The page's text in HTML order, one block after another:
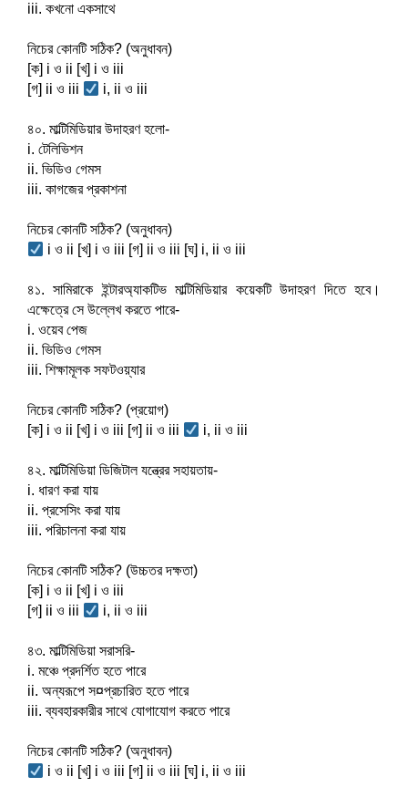
iii. কখনো একসাথে
নিচের কোনটি সঠিক? (অনুধাবন)
[ক] i ও ii [খ] i ও iii
[গ] ii ও iii
i, ii ও iii
৪০. মাল্টিমিডিয়ার উদাহরণ হলো-
i. টেলিভিশন
ii. ভিডিও গেমস
iii. কাগজের প্রকাশনা
নিচের কোনটি সঠিক? (অনুধাবন)
i ও ii [খ] i ও iii [গ] ii ও iii [ঘ] i, ii ও iii
৪১. সামিরাকে ইন্টারঅ্যাকটিভ মাল্টিমিডিয়ার কয়েকটি উদাহরণ দিতে হবে।
এক্ষেত্রে সে উল্লেখ করতে পারে-
i. ওয়েব পেজ
ii. ভিডিও গেমস
iii. শিক্ষামূলক সফটওয়্যার
নিচের কোনটি সঠিক? (প্রয়োগ)
[ক] i ও ii [খ] i ও iii [গ] ii ও iii
i, ii ও iii
৪২. মাল্টিমিডিয়া ডিজিটাল যন্ত্রের সহায়তায়-
i. ধারণ করা যায়
ii. প্রসেসিং করা যায়
iii. পরিচালনা করা যায়
নিচের কোনটি সঠিক? (উচ্চতর দক্ষতা)
[ক] i ও ii [খ] i ও iii
[গ] ii ও iii
i, ii ও iii
৪৩. মাল্টিমিডিয়া সরাসরি-
i. মঞ্চে প্রদর্শিত হতে পারে
ii. অন্যরূপে স¤প্রচারিত হতে পারে
iii. ব্যবহারকারীর সাথে যোগাযোগ করতে পারে
নিচের কোনটি সঠিক? (অনুধাবন)
i ও ii [খ] i ও iii [গ] ii ও iii [ঘ] i, ii ও iii